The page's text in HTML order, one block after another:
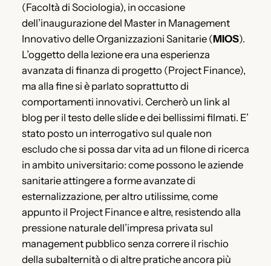
(Facoltà di Sociologia), in occasione
dell’inaugurazione del Master in Management
Innovativo delle Organizzazioni Sanitarie (MIOS).
L’oggetto della lezione era una esperienza
avanzata di finanza di progetto (Project Finance),
ma alla fine si è parlato soprattutto di
comportamenti innovativi. Cercherò un link al
blog per il testo delle slide e dei bellissimi filmati. E’
stato posto un interrogativo sul quale non
escludo che si possa dar vita ad un filone di ricerca
in ambito universitario: come possono le aziende
sanitarie attingere a forme avanzate di
esternalizzazione, per altro utilissime, come
appunto il Project Finance e altre, resistendo alla
pressione naturale dell’impresa privata sul
management pubblico senza correre il rischio
della subalternità o di altre pratiche ancora più